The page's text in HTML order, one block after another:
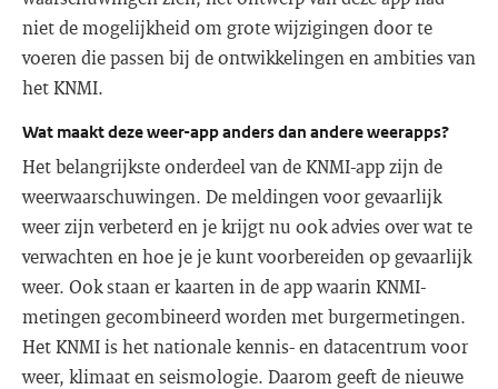
niet de mogelijkheid om grote wijzigingen door te
voeren die passen bij de ontwikkelingen en ambities van
het KNMI.
Wat maakt deze weer-app anders dan andere weerapps?
Het belangrijkste onderdeel van de KNMI-app zijn de
weerwaarschuwingen. De meldingen voor gevaarlijk
weer zijn verbeterd en je krijgt nu ook advies over wat te
verwachten en hoe je je kunt voorbereiden op gevaarlijk
weer. Ook staan er kaarten in de app waarin KNMI-
metingen gecombineerd worden met burgermetingen.
Het KNMI is het nationale kennis- en datacentrum voor
weer, klimaat en seismologie. Daarom geeft de nieuwe